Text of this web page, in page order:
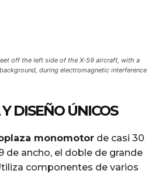
off the left side of the X-59 aircraft, with a
during electromagnetic interference
DISEÑO ÚNICOS
monomotor de casi 30
de ancho, el doble de grande
componentes de varios